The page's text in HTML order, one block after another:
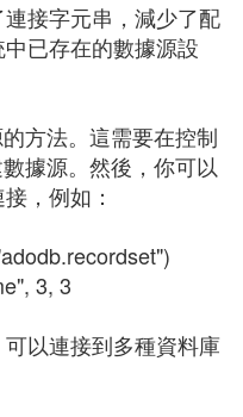
接字元串，減少了配
已存在的數據源設
方法。這需要在控制
據源。然後，你可以
，例如：
3, 3
以連接到多種資料庫